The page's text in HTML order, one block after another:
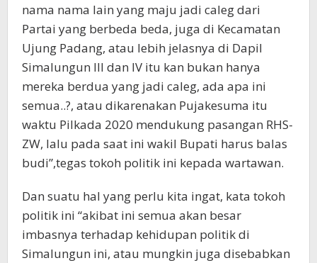
nama nama lain yang maju jadi caleg dari
Partai yang berbeda beda, juga di Kecamatan
Ujung Padang, atau lebih jelasnya di Dapil
Simalungun III dan IV itu kan bukan hanya
mereka berdua yang jadi caleg, ada apa ini
semua..?, atau dikarenakan Pujakesuma itu
waktu Pilkada 2020 mendukung pasangan RHS-
ZW, lalu pada saat ini wakil Bupati harus balas
budi”,tegas tokoh politik ini kepada wartawan.
Dan suatu hal yang perlu kita ingat, kata tokoh
politik ini “akibat ini semua akan besar
imbasnya terhadap kehidupan politik di
Simalungun ini, atau mungkin juga disebabkan